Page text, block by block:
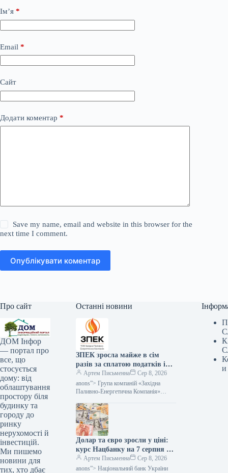
Ім’я *
Email *
Сайт
Додати коментар *
Save my name, email and website in this browser for the
next time I comment.
Опублікувати коментар
Про сайт
ДОМ Інфор
— портал про
все, що
стосується
дому: від
облаштування
простору біля
будинку та
городу до
ринку
нерухомості й
інвестицій.
Ми пишемо
новини для
тих, хто дбає
Останні новини
ЗПЕК зросла майже в сім
разів за сплатою податків і
обов’язкових платежів —
Мінфін
Артем Письменна
Сер 8, 2026
anons”> Група компаній «Західна
Паливно-Енергетична Компанія»
півріччя 2026 року майже у сім разів
збільшила обсяг сплачених…
Долар та євро зросли у ціні:
курс Нацбанку на 7 серпня —
Мінфін
Артем Письменна
Сер 8, 2026
anons”> Національний банк України
и